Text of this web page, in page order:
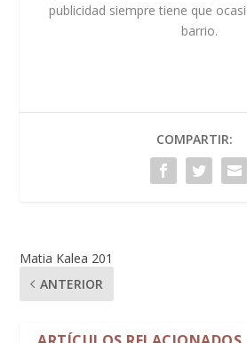
publicidad siempre tiene que
barrio.
COMPARTIR:
Matia Kalea 201
ANTERIOR